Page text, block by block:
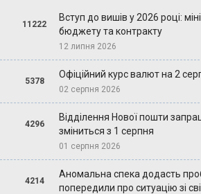
11222
Вступ до вишів у 2026 році:
бюджету та контракту
12 липня 2026
5378
Офіційний курс валют на 2
02 серпня 2026
4296
Відділення Нової пошти
зміниться з 1 серпня
01 серпня 2026
4214
Аномальна спека додасть
попередили про ситуацію зі